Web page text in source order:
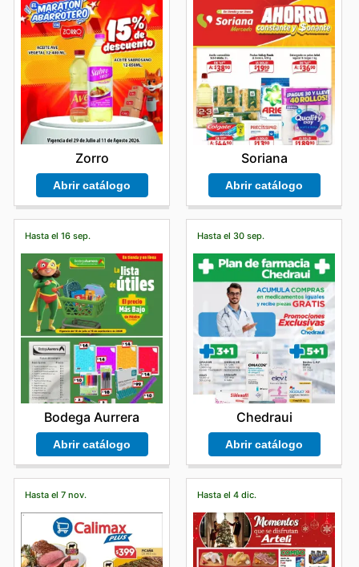
Zorro
Abrir catálogo
Soriana
Abrir catálogo
Hasta el 16 sep.
Bodega Aurrera
Abrir catálogo
Hasta el 30 sep.
Chedraui
Abrir catálogo
Hasta el 7 nov. Hasta el 4 dic.